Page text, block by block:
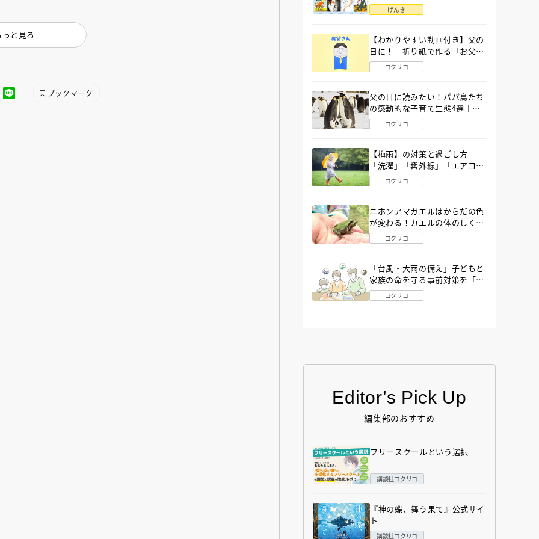
っと見る
ブックマーク
語」６選
げんき
【わかりやすい動画付き】父の
日に！ 折り紙で作る「お父さ
ん」の簡単な折り方
コクリコ
父の日に読みたい！パパ鳥たち
の感動的な子育て生態4選｜図
鑑MOVE
コクリコ
【梅雨】の対策と過ごし方
「洗濯」「紫外線」「エアコ
ン」「ゲリラ豪雨」…〔気象予
報士が完全ガイド〕
コクリコ
ニホンアマガエルはからだの色
が変わる！カエルの体のしくみ
から両生類の特ちょうまで図鑑
MOVEが解説！
コクリコ
「台風・大雨の備え」子どもと
家族の命を守る事前対策を「防
災アドバイザー」が解説
コクリコ
Editor’s Pick Up
編集部のおすすめ
フリースクールという選択
講談社コクリコ
『神の蝶、舞う果て』公式サイ
ト
講談社コクリコ